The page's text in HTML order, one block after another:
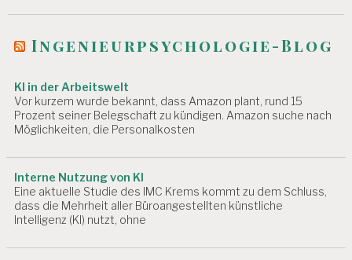
a
v
g
a
i
o
n
Ingenieurpsychologie-Blog
KI in der Arbeitswelt
Vor kurzem wurde bekannt, dass Amazon plant, rund 15
Prozent seiner Belegschaft zu kündigen. Amazon suche nach
Möglichkeiten, die Personalkosten
Interne Nutzung von KI
Eine aktuelle Studie des IMC Krems kommt zu dem Schluss,
dass die Mehrheit aller Büroangestellten künstliche
Intelligenz (KI) nutzt, ohne